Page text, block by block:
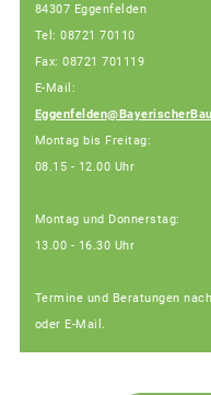
84307 Eggenfelden
Tel: 08721 70110
Fax: 08721 701119
E-Mail:
Montag bis Freitag:
08.15 - 12.00 Uhr
Montag und Donnerstag:
13.00 - 16.30 Uhr
Termine und Beratungen
oder E-Mail.